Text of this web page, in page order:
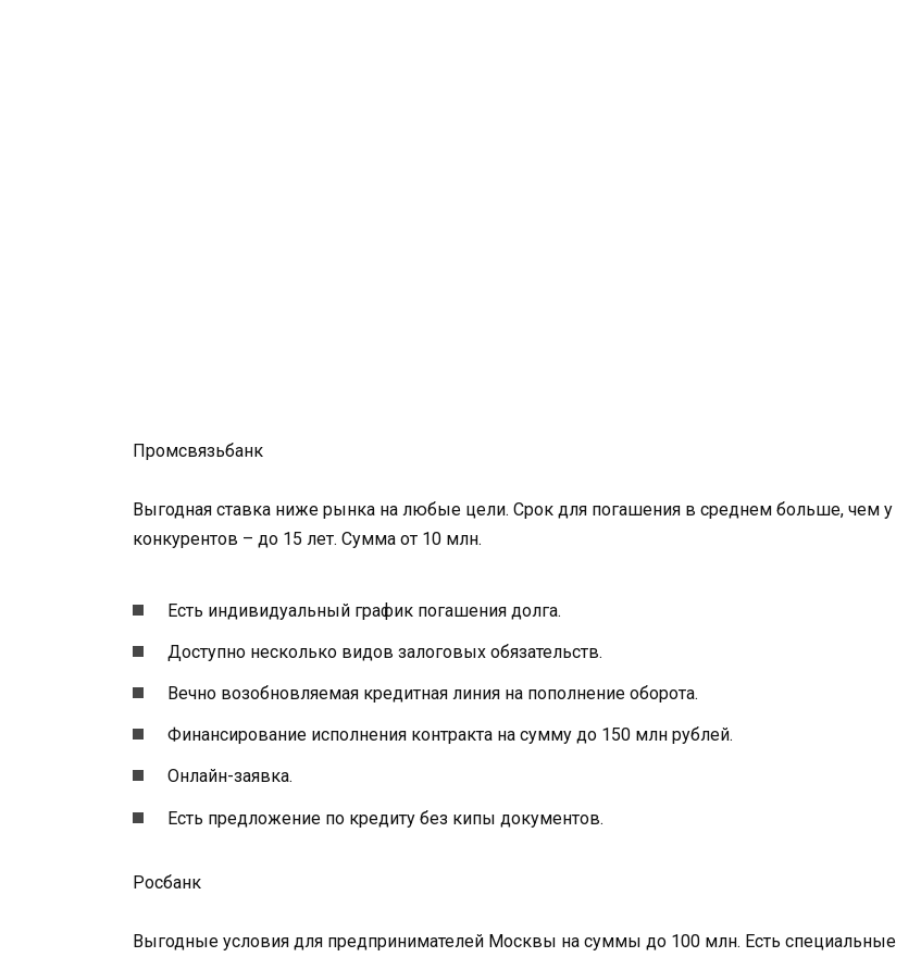
Промсвязьбанк
Выгодная ставка ниже рынка на любые цели. Срок для погашения в среднем больше, чем у
конкурентов – до 15 лет. Сумма от 10 млн.
Есть индивидуальный график погашения долга.
Доступно несколько видов залоговых обязательств.
Вечно возобновляемая кредитная линия на пополнение оборота.
Финансирование исполнения контракта на сумму до 150 млн рублей.
Онлайн-заявка.
Есть предложение по кредиту без кипы документов.
Росбанк
Выгодные условия для предпринимателей Москвы на суммы до 100 млн. Есть специальные